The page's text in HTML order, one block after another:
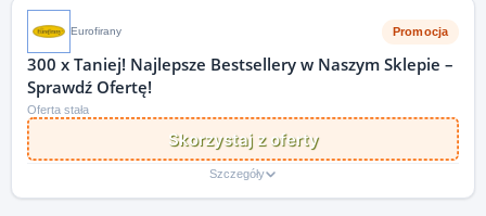
Eurofirany Promocja
300 x Taniej! Najlepsze Bestsellery w Naszym Sklepie –
Sprawdź Ofertę!
Oferta stała
Skorzystaj z oferty
Szczegóły